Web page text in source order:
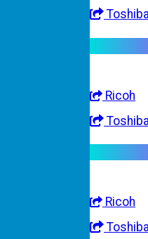
Toshiba
Ricoh
Toshiba
Ricoh